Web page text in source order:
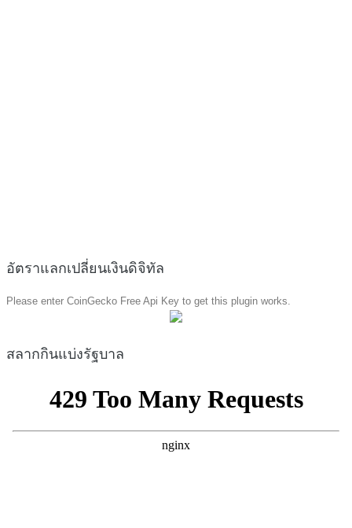
อัตราแลกเปลี่ยนเงินดิจิทัล
Please enter CoinGecko Free Api Key to get this plugin works.
สลากกินแบ่งรัฐบาล